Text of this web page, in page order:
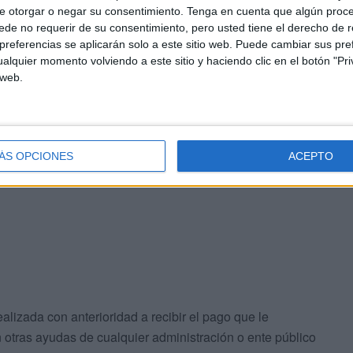
otorgar o negar su consentimiento. Tenga en cuenta que algún
no requerir de su consentimiento, pero usted tiene el derecho de
se aplicarán solo a este sitio web. Puede cambiar sus
momento volviendo a este sitio y haciendo clic en el botón
OPCIONES ACEPTO
de euros a cargo de los Presupuestos Generales
subvención dependiendo del número de entradas
entre su precio ordinario y el precio reducido de
de tres euros por entrada.
con carácter bimestral. Así, antes del 30 de
a las entradas vendidas entre el 1 de julio y
de las entradas vendidas entre el 1 de
con anterioridad a recibir el pago que le
ayudas de cualquier administración o ente público